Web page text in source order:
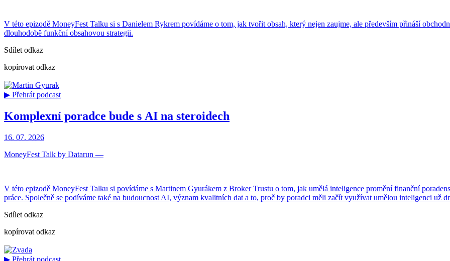
V této epizodě MoneyFest Talku si s Danielem Rykrem povídáme o tom, jak tvořit obsah, který nejen zaujme, ale především přináší
dlouhodobě funkční obsahovou strategii.
Sdílet odkaz
kopírovat odkaz
▶ Přehrát podcast
Komplexní poradce bude s AI na steroidech
16. 07. 2026
MoneyFest Talk by Datarun —
V této epizodě MoneyFest Talku si povídáme s Martinem Gyurákem z Broker Trustu o tom, jak umělá inteligence promění finanční
práce. Společně se podíváme také na budoucnost AI, význam kvalitních dat a to, proč by poradci měli začít využívat umělou inteligenci už
Sdílet odkaz
kopírovat odkaz